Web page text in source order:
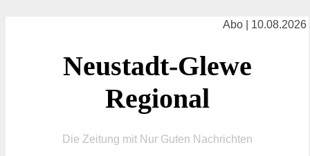
Abo | 10.08.2026
Neustadt-Glewe
Regional
Die Zeitung mit Nur Guten Nachrichten